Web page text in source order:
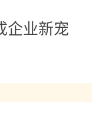
企业新宠